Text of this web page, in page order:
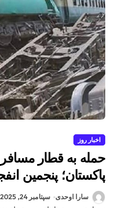
اخبار روز
حمله به قطار
پاکستان؛ پنجمین
دست‌ساز
سارا اوحدی سپتامبر 24, 2025